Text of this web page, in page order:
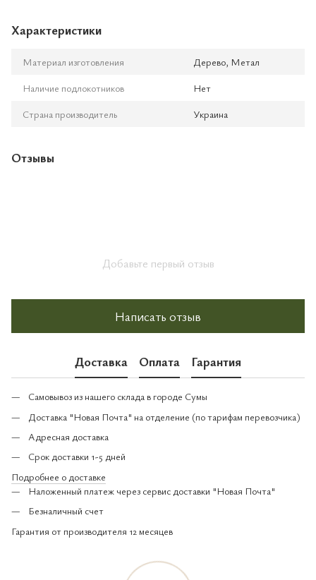
Характеристики
Материал изготовления
Дерево, Метал
Наличие подлокотников
Нет
Страна производитель
Украина
Отзывы
Добавьте первый отзыв
Написать отзыв
Доставка Оплата Гарантия
Самовывоз из нашего склада в городе Сумы
Доставка "Новая Почта" на отделение (по тарифам перевозчика)
Адресная доставка
Срок доставки 1-5 дней
Подробнее о доставке
Наложенный платеж через сервис доставки "Новая Почта"
Безналичный счет
Гарантия от производителя 12 месяцев